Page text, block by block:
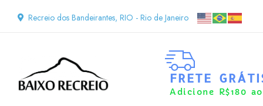
Recreio dos Bandeirantes, RIO - Rio de Janeiro
FRETE
Adicione R$180